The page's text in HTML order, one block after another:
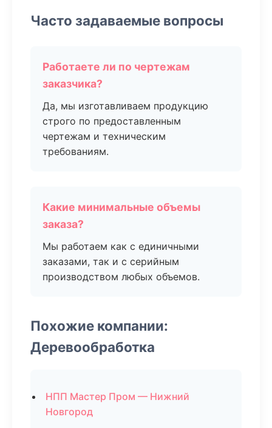
Часто задаваемые вопросы
Работаете ли по чертежам
заказчика?
Да, мы изготавливаем продукцию
строго по предоставленным
чертежам и техническим
требованиям.
Какие минимальные объемы
заказа?
Мы работаем как с единичными
заказами, так и с серийным
производством любых объемов.
Похожие компании:
Деревообработка
НПП Мастер Пром — Нижний
Новгород